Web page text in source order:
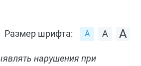
Размер шрифта:
нарушения при